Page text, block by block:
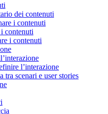
dei contenuti
i contenuti
contenuti
i contenuti
l’interazione
tra scenari e user stories